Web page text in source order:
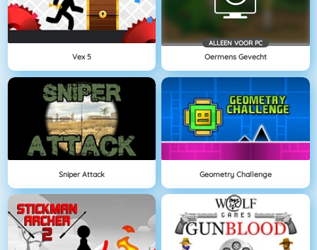
Vex 5
ALLEEN VOOR PC
Oermens Gevecht
Sniper Attack Geometry Challenge